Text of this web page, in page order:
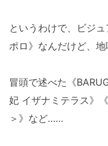
というわけで、ビジ
ポロ》なんだけど、地
冒頭で述べた《
妃 イザナミテラス》
＞》など……